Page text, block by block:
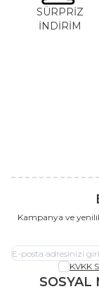
SÜRPRİZ
İNDİRİM
Kampanya ve
KVKK
SOSYAL